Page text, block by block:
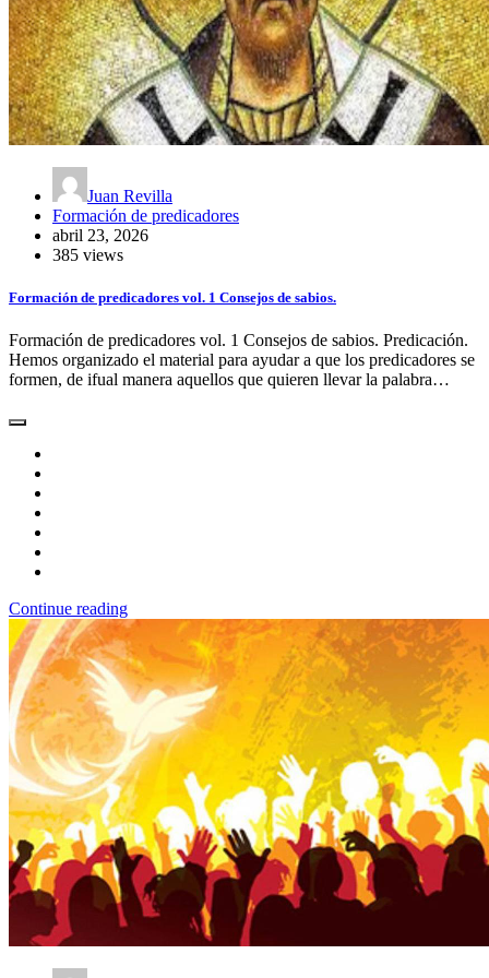
Juan Revilla
Formación de predicadores
abril 23, 2026
385 views
Formación de predicadores vol. 1 Consejos de sabios.
Formación de predicadores vol. 1 Consejos de sabios. Predicación.
Hemos organizado el material para ayudar a que los predicadores se
formen, de ifual manera aquellos que quieren llevar la palabra…
Continue reading